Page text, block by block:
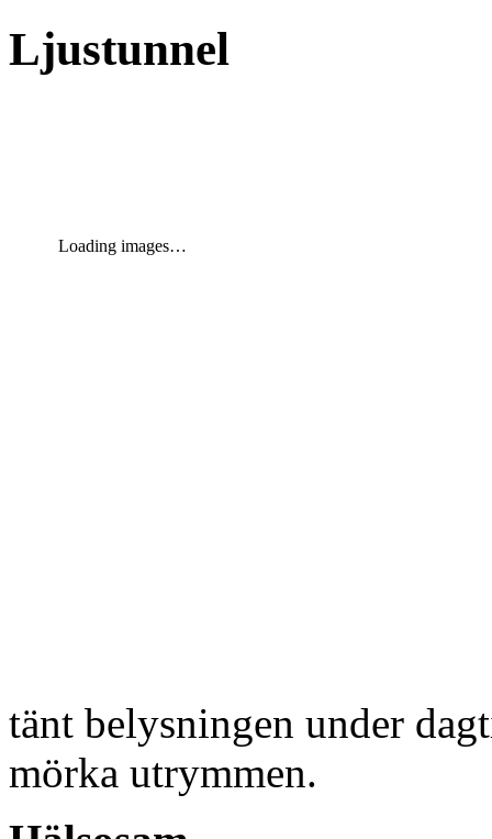
Ljustunnel
Loading images…
tänt belysningen under
mörka utrymmen.